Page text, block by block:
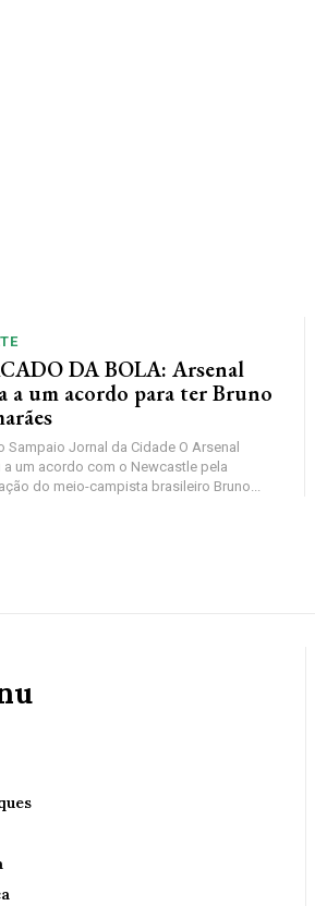
DA BOLA: Arsenal
a um acordo para ter Bruno
Sampaio Jornal da Cidade O Arsenal
a um acordo com o Newcastle pela
do meio-campista brasileiro Bruno...